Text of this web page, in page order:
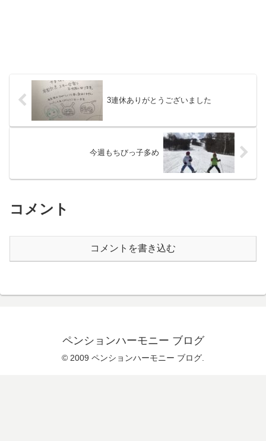
3連休ありがとうございました
今週もちびっ子多め
コメント
コメントを書き込む
ペンションハーモニー ブログ
© 2009 ペンションハーモニー ブログ.